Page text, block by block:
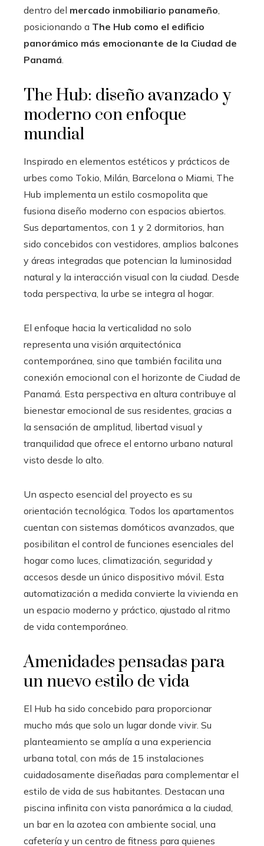
dentro del mercado inmobiliario panameño
posicionando a The Hub como el edificio
panorámico más emocionante de la Ciudad de
Panamá
The Hub: diseño avanzado y
moderno con enfoque
mundial
Inspirado en elementos estéticos y prácticos de
urbes como Tokio, Milán, Barcelona o Miami, The
Hub implementa un estilo cosmopolita que
fusiona diseño moderno con espacios abiertos.
Sus departamentos, con 1 y 2 dormitorios, han
sido concebidos con vestidores, amplios balcones
y áreas integradas que potencian la luminosidad
natural y la interacción visual con la ciudad. Desde
toda perspectiva, la urbe se integra al hogar.
El enfoque hacia la verticalidad no solo
representa una visión arquitectónica
contemporánea, sino que también facilita una
conexión emocional con el horizonte de Ciudad de
Panamá. Esta perspectiva en altura contribuye al
bienestar emocional de sus residentes, gracias a
la sensación de amplitud, libertad visual y
tranquilidad que ofrece el entorno urbano natural
visto desde lo alto.
Un aspecto esencial del proyecto es su
orientación tecnológica. Todos los apartamentos
cuentan con sistemas domóticos avanzados, que
posibilitan el control de funciones esenciales del
hogar como luces, climatización, seguridad y
accesos desde un único dispositivo móvil. Esta
automatización a medida convierte la vivienda en
un espacio moderno y práctico, ajustado al ritmo
de vida contemporáneo.
Amenidades pensadas para
un nuevo estilo de vida
El Hub ha sido concebido para proporcionar
mucho más que solo un lugar donde vivir. Su
planteamiento se amplía a una experiencia
urbana total, con más de 15 instalaciones
cuidadosamente diseñadas para complementar el
estilo de vida de sus habitantes. Destacan una
piscina infinita con vista panorámica a la ciudad,
un bar en la azotea con ambiente social, una
cafetería y un centro de fitness para quienes